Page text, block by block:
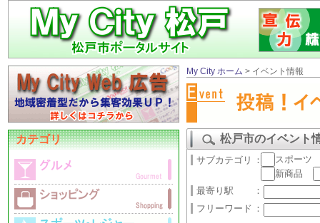
カテゴリ
My City ホーム > イベント情報
松戸市のイベント
サブカテゴリ ：
スポーツ
新商品
最寄り駅
：
フリーワード ：